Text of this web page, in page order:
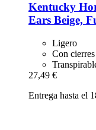
Kentucky
Ears Beige,
Ligero
Con
27,49 €
Entrega hasta el